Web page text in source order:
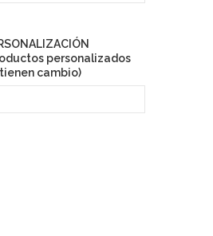
personalizados
cambio)